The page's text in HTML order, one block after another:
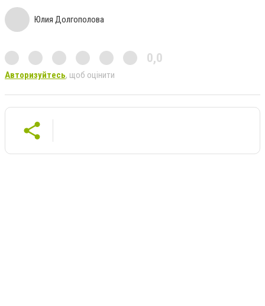
Юлия Долгополова
0,0
Авторизуйтесь, щоб оцінити